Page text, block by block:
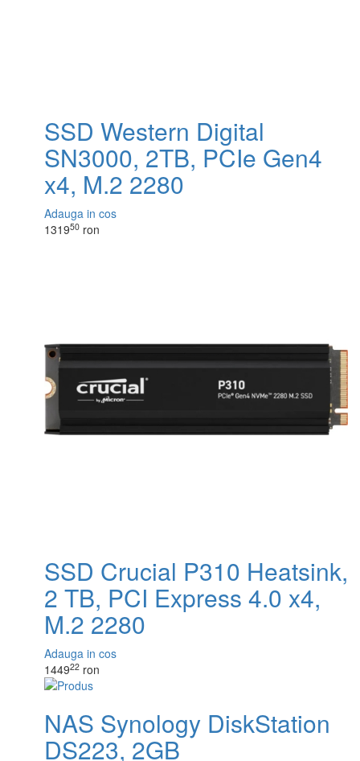
SSD Western Digital
SN3000, 2TB, PCIe Gen4
x4, M.2 2280
Adauga in cos
131950 ron
SSD Crucial P310 Heatsink,
2 TB, PCI Express 4.0 x4,
M.2 2280
Adauga in cos
144922 ron
NAS Synology DiskStation
DS223, 2GB